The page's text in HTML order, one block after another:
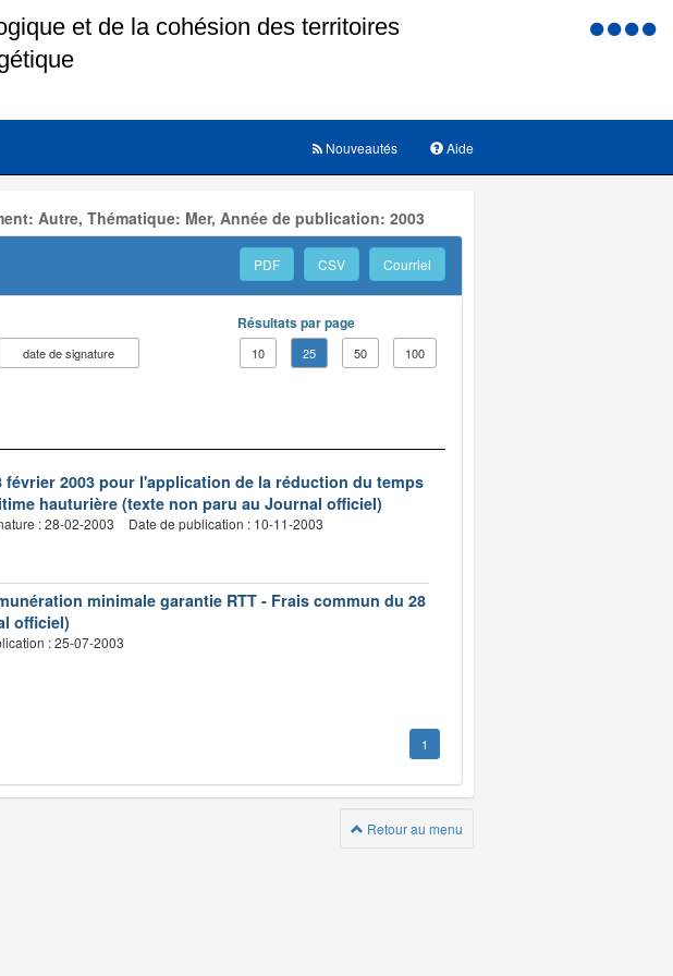
Menu
Aide
Nouveautés
Autre, Thématique: Mer, Année de publication: 2003
PDF CSV Courriel
date de signature
Résultats par page
10 25 50 100
2003 pour l'application de la réduction du temps
hauturière (texte non paru au Journal officiel)
: 28-02-2003 Date de publication : 10-11-2003
minimale garantie RTT - Frais commun du 28
officiel)
: 25-07-2003
1
Retour au menu